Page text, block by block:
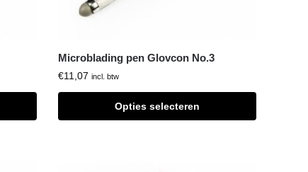
Microblading pen Glovcon No.3
€11,07 incl. btw
Opties selecteren